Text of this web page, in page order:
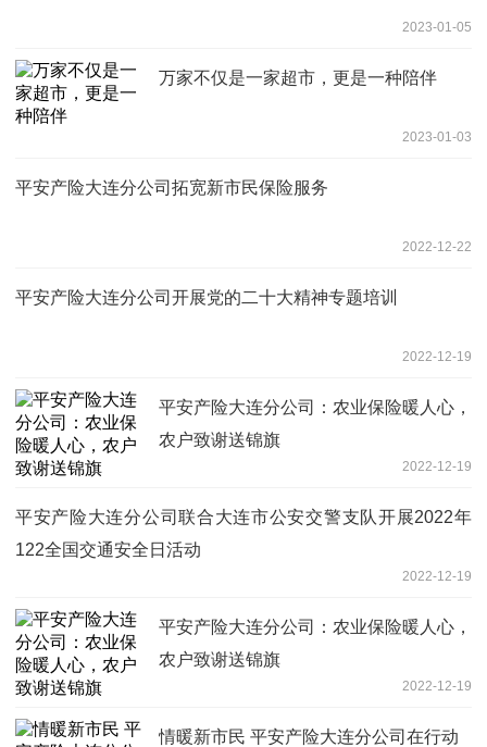
2023-01-05
万家不仅是一家超市，更是一种陪伴
2023-01-03
平安产险大连分公司拓宽新市民保险服务
2022-12-22
平安产险大连分公司开展党的二十大精神专题培训
2022-12-19
平安产险大连分公司：农业保险暖人心，
农户致谢送锦旗
2022-12-19
平安产险大连分公司联合大连市公安交警支队开展2022年
122全国交通安全日活动
2022-12-19
平安产险大连分公司：农业保险暖人心，
农户致谢送锦旗
2022-12-19
情暖新市民 平安产险大连分公司在行动